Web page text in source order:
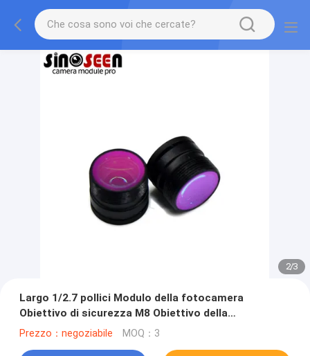
2/3
Largo 1/2.7 pollici Modulo della fotocamera
Obiettivo di sicurezza M8 Obiettivo della
fotocamera per la casa intelligente
Prezzo：negoziabile MOQ：3